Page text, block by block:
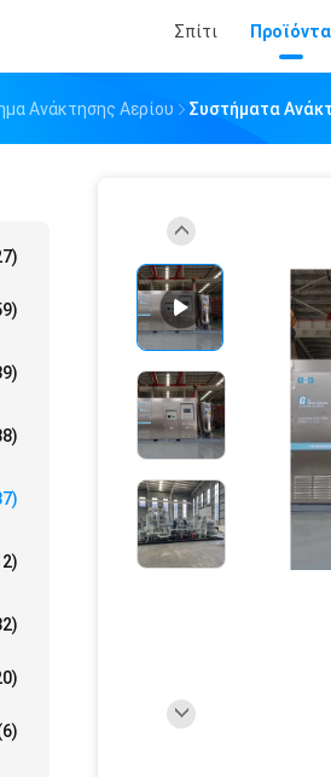
Σπίτι Προϊόντα
Ανάκτησης Αερίου Συστήματα